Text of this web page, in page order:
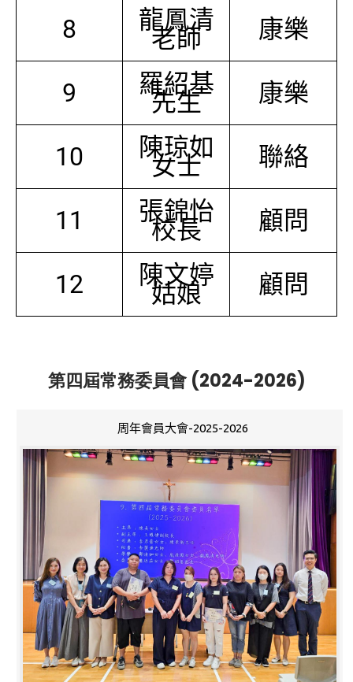
8 龍鳳清
老師 康樂
9 羅紹基
先生 康樂
10 陳琼如
女士 聯絡
11 張錦怡
校長 顧問
12 陳文婷
姑娘 顧問
第四屆常務委員會 (2024-2026)
周年會員大會-2025-2026